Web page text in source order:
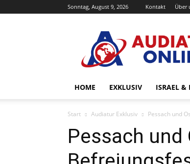
Sonntag, August 9, 2026 Kontakt Über
Online
HOME EXKLUSIV ISRAEL &
Start Audiatur Exklusiv Pessach und
Pessach